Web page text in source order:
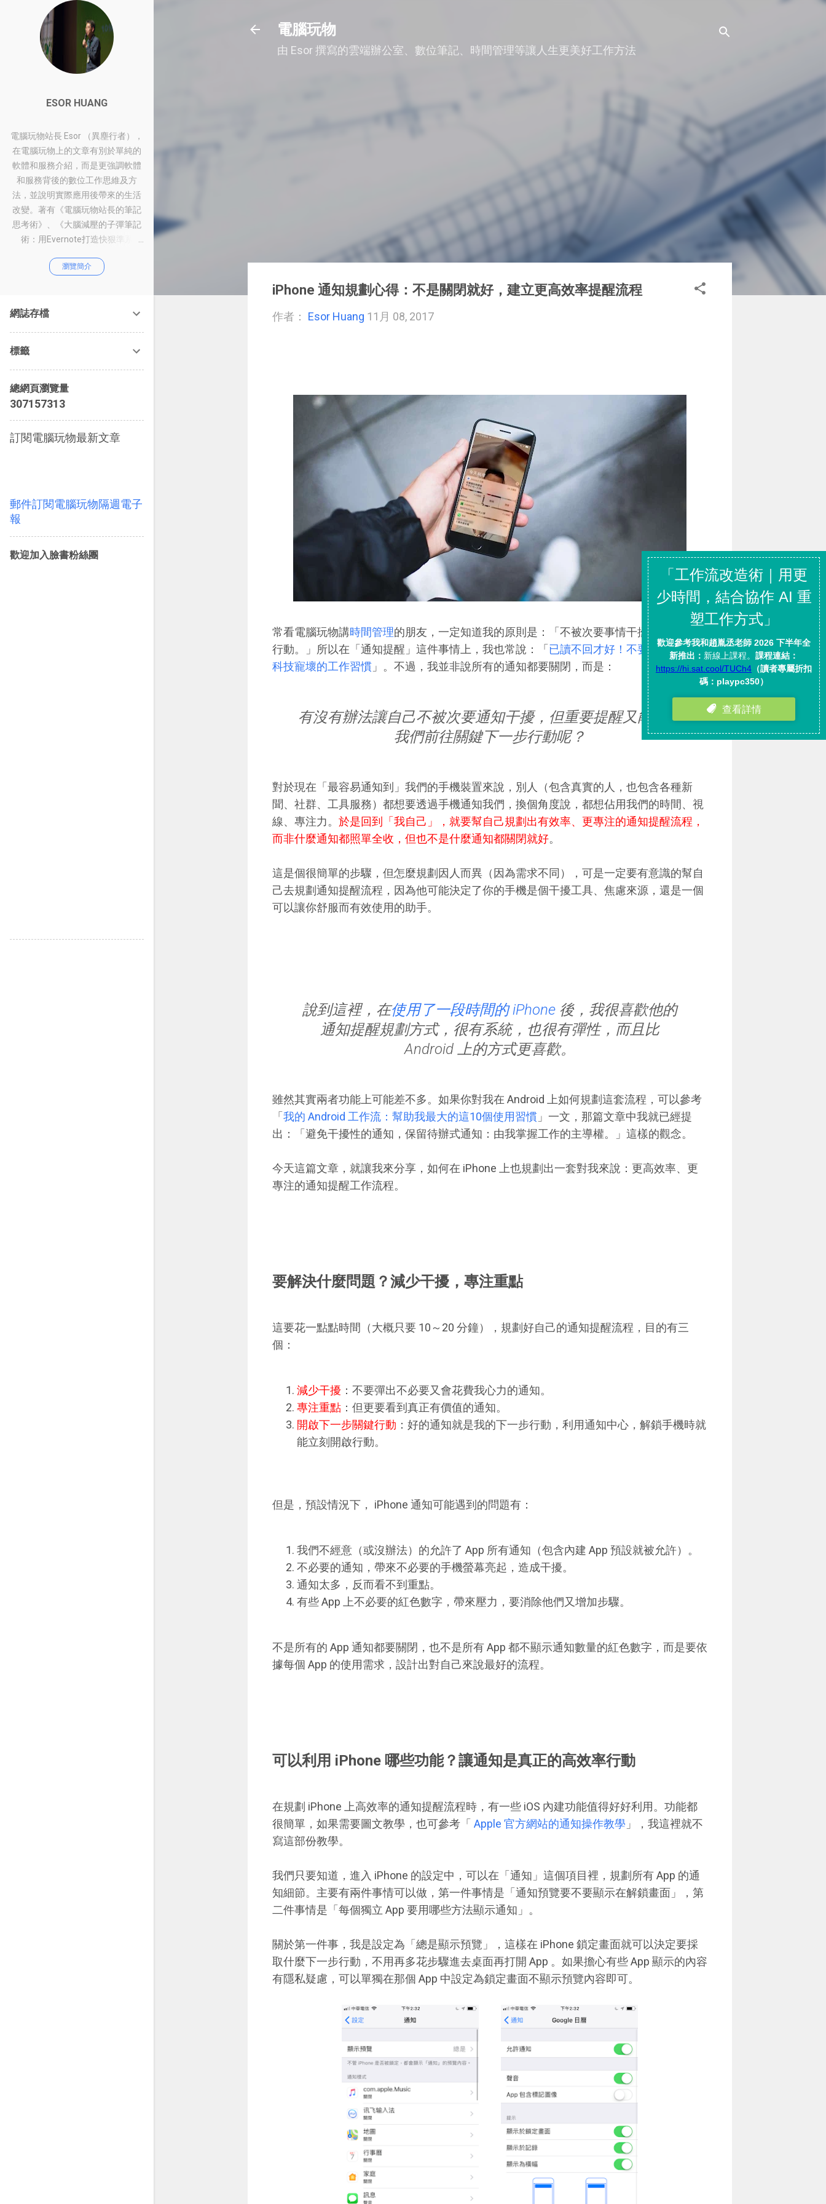
電腦玩物
由 Esor 撰寫的雲端辦公室、數位筆記、時間管理等讓人生更美好工作方法
iPhone 通知規劃心得：不是關閉就好，建立更高效率提醒流程
作者： Esor Huang 11月 08, 2017
常看電腦玩物講時間管理的朋友，一定知道我的原則是：「不被次要事情干擾，專注重要
行動。」所以在「通知提醒」這件事情上，我也常說：「 已讀不回才好！不要養成這些被
科技寵壞的工作習慣 」。不過，我並非說所有的通知都要關閉，而是：
有沒有辦法讓自己不被次要通知干擾，但重要提醒又能引導
我們前往關鍵下一步行動呢？
對於現在「最容易通知到」我們的手機裝置來說，別人（包含真實的人，也包含各種新
聞、社群、工具服務）都想要透過手機通知我們，換個角度說，都想佔用我們的時間、視
線、專注力。 於是回到「我自己」，就要幫自己規劃出有效率、更專注的通知提醒流程，
而非什麼通知都照單全收，但也不是什麼通知都關閉就好。
這是個很簡單的步驟，但怎麼規劃因人而異（因為需求不同），可是一定要有意識的幫自
己去規劃通知提醒流程，因為他可能決定了你的手機是個干擾工具、焦慮來源，還是一個
可以讓你舒服而有效使用的助手。
說到這裡，在使用了一段時間的 iPhone 後，我很喜歡他的
通知提醒規劃方式，很有系統，也很有彈性，而且比
Android 上的方式更喜歡。
雖然其實兩者功能上可能差不多。如果你對我在 Android 上如何規劃這套流程，可以參考
「 我的 Android 工作流：幫助我最大的這10個使用習慣 」一文，那篇文章中我就已經提
出：「避免干擾性的通知，保留待辦式通知：由我掌握工作的主導權。」這樣的觀念。
今天這篇文章，就讓我來分享，如何在 iPhone 上也規劃出一套對我來說：更高效率、更
專注的通知提醒工作流程。
要解決什麼問題？減少干擾，專注重點
這要花一點點時間（大概只要 10～20 分鐘），規劃好自己的通知提醒流程，目的有三
個：
減少干擾 ：不要彈出不必要又會花費我心力的通知。
專注重點 ：但更要看到真正有價值的通知。
開啟下一步關鍵行動 ：好的通知就是我的下一步行動，利用通知中心，解鎖手機時就
能立刻開啟行動。
但是，預設情況下， iPhone 通知可能遇到的問題有：
我們不經意（或沒辦法）的允許了 App 所有通知（包含內建 App 預設就被允許）。
不必要的通知，帶來不必要的手機螢幕亮起，造成干擾。
通知太多，反而看不到重點。
有些 App 上不必要的紅色數字，帶來壓力，要消除他們又增加步驟。
不是所有的 App 通知都要關閉，也不是所有 App 都不顯示通知數量的紅色數字，而是要依
據每個 App 的使用需求，設計出對自己來說最好的流程。
可以利用 iPhone 哪些功能？讓通知是真正的高效率行動
在規劃 iPhone 上高效率的通知提醒流程時，有一些 iOS 內建功能值得好好利用。功能都
很簡單，如果需要圖文教學，也可參考「 Apple 官方網站的通知操作教學 」，我這裡就不
寫這部份教學。
我們只要知道，進入 iPhone 的設定中，可以在「通知」這個項目裡，規劃所有 App 的通
知細節。主要有兩件事情可以做，第一件事情是「通知預覽要不要顯示在解鎖畫面」，第
二件事情是「每個獨立 App 要用哪些方法顯示通知」。
關於第一件事，我是設定為「總是顯示預覽」，這樣在 iPhone 鎖定畫面就可以決定要採
取什麼下一步行動，不用再多花步驟進去桌面再打開 App 。如果擔心有些 App 顯示的內容
有隱私疑慮，可以單獨在那個 App 中設定為鎖定畫面不顯示預覽內容即可。
ESOR HUANG
電腦玩物站長 Esor （異塵行者），
在電腦玩物上的文章有別於單純的
軟體和服務介紹，而是更強調軟體
和服務背後的數位工作思維及方
法，並說明實際應用後帶來的生活
改變。著有《電腦玩物站長的筆記
思考術》、《大腦減壓的子彈筆記
術：用Evernote打造快狠準系
作術：從職場到人生的100個聰明
瀏覽簡介
網誌存檔
標籤
總網頁瀏覽量
307157313
訂閱電腦玩物最新文章
郵件訂閱電腦玩物隔週電子
報
歡迎加入臉書粉絲團